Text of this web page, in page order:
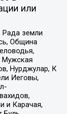
или
Рада земли
Община
Мужская
Нурджулар, К
Иеговы,
и Карачая,